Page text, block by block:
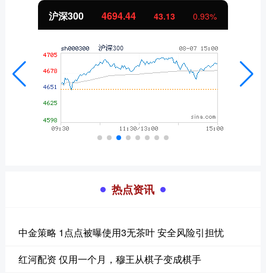
沪深300 4694.44 43.13 0.93%
热点资讯
中金策略 1点点被曝使用3无茶叶 安全风险引担忧
红河配资 仅用一个月，穆王从棋子变成棋手